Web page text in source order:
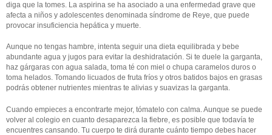
diga que la tomes. La aspirina se ha asociado a una enfermedad grave que
afecta a niños y adolescentes denominada síndrome de Reye, que puede
provocar insuficiencia hepática y muerte.
Aunque no tengas hambre, intenta seguir una dieta equilibrada y bebe
abundante agua y jugos para evitar la deshidratación. Si te duele la garganta,
haz gárgaras con agua salada, toma té con miel o chupa caramelos duros o
toma helados. Tomando licuados de fruta fríos y otros batidos bajos en grasas
podrás obtener nutrientes mientras te alivias y suavizas la garganta.
Cuando empieces a encontrarte mejor, tómatelo con calma. Aunque se puede
volver al colegio en cuanto desaparezca la fiebre, es posible que todavía te
encuentres cansando. Tu cuerpo te dirá durante cuánto tiempo debes hacer